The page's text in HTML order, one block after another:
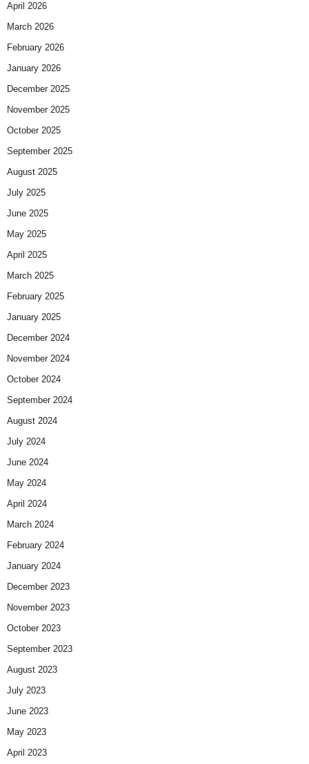
April 2026
March 2026
February 2026
January 2026
December 2025
November 2025
October 2025
September 2025
August 2025
July 2025
June 2025
May 2025
April 2025
March 2025
February 2025
January 2025
December 2024
November 2024
October 2024
September 2024
August 2024
July 2024
June 2024
May 2024
April 2024
March 2024
February 2024
January 2024
December 2023
November 2023
October 2023
September 2023
August 2023
July 2023
June 2023
May 2023
April 2023